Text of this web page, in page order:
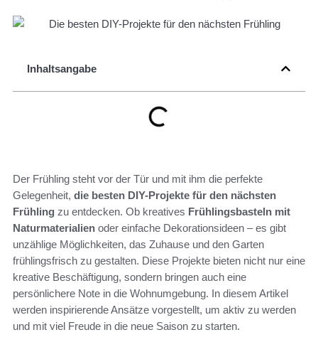
Inhaltsangabe
Der Frühling steht vor der Tür und mit ihm die perfekte
Gelegenheit, die besten DIY-Projekte für den nächsten
Frühling zu entdecken. Ob kreatives Frühlingsbasteln mit
Naturmaterialien oder einfache Dekorationsideen – es gibt
unzählige Möglichkeiten, das Zuhause und den Garten
frühlingsfrisch zu gestalten. Diese Projekte bieten nicht nur eine
kreative Beschäftigung, sondern bringen auch eine
persönlichere Note in die Wohnumgebung. In diesem Artikel
werden inspirierende Ansätze vorgestellt, um aktiv zu werden
und mit viel Freude in die neue Saison zu starten.